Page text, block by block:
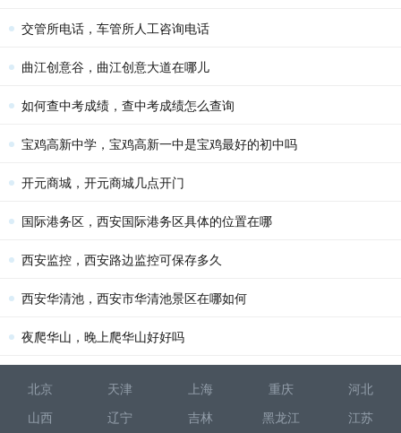
统市属单位版申报职称
交管所电话，车管所人工咨询电话
曲江创意谷，曲江创意大道在哪儿
如何查中考成绩，查中考成绩怎么查询
宝鸡高新中学，宝鸡高新一中是宝鸡最好的初中吗
开元商城，开元商城几点开门
国际港务区，西安国际港务区具体的位置在哪
西安监控，西安路边监控可保存多久
西安华清池，西安市华清池景区在哪如何
夜爬华山，晚上爬华山好好吗
北京 天津 上海 重庆
河北
山西
辽宁 吉林 黑龙江 江苏